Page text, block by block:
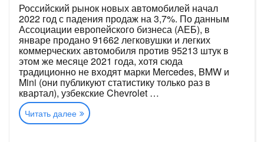
Российский рынок новых автомобилей начал
2022 год с падения продаж на 3,7%. По данным
Ассоциации европейского бизнеса (АЕБ), в
январе продано 91662 легковушки и легких
коммерческих автомобиля против 95213 штук в
этом же месяце 2021 года, хотя сюда
традиционно не входят марки Mercedes, BMW и
Mini (они публикуют статистику только раз в
квартал), узбекские Chevrolet …
Читать далее«Российский
авторынок: